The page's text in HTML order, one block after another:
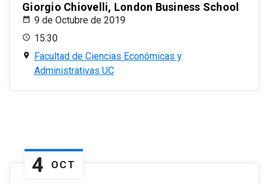
Giorgio Chiovelli, London Business School
9 de Octubre de 2019
15:30
Facultad de Ciencias Económicas y
Administrativas UC
4 OCT